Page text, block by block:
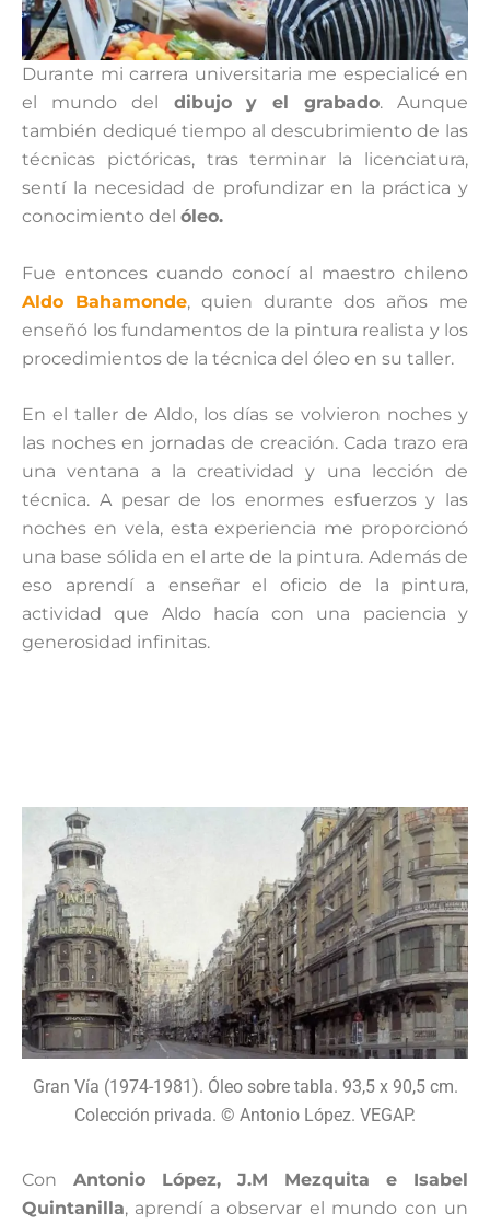
Durante mi carrera universitaria me especialicé en
el mundo del dibujo y el grabado. Aunque
también dediqué tiempo al descubrimiento de las
técnicas pictóricas, tras terminar la licenciatura,
sentí la necesidad de profundizar en la práctica y
conocimiento del óleo.
Fue entonces cuando conocí al maestro chileno
Aldo Bahamonde, quien durante dos años me
enseñó los fundamentos de la pintura realista y los
procedimientos de la técnica del óleo en su taller.
En el taller de Aldo, los días se volvieron noches y
las noches en jornadas de creación. Cada trazo era
una ventana a la creatividad y una lección de
técnica. A pesar de los enormes esfuerzos y las
noches en vela, esta experiencia me proporcionó
una base sólida en el arte de la pintura. Además de
eso aprendí a enseñar el oficio de la pintura,
actividad que Aldo hacía con una paciencia y
generosidad infinitas.
Gran Vía (1974-1981). Óleo sobre tabla. 93,5 x 90,5 cm.
Colección privada. © Antonio López. VEGAP.
Con Antonio López, J.M Mezquita e Isabel
Quintanilla, aprendí a observar el mundo con un